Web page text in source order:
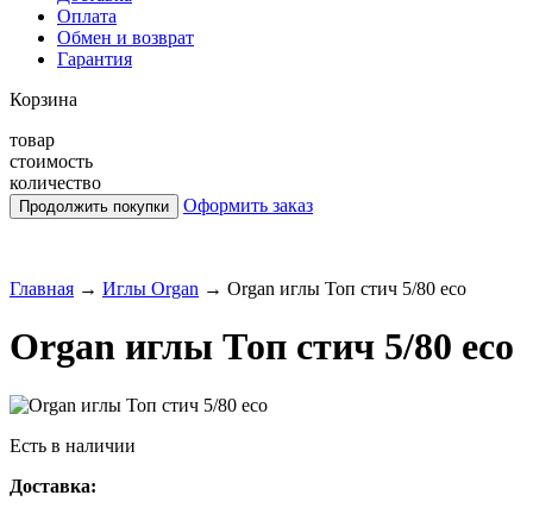
Оплата
Обмен и возврат
Гарантия
Корзина
товар
стоимость
количество
Оформить заказ
Главная → Иглы Organ → Organ иглы Топ стич 5/80 eco
Organ иглы Топ стич 5/80 eco
Есть в наличии
Доставка: